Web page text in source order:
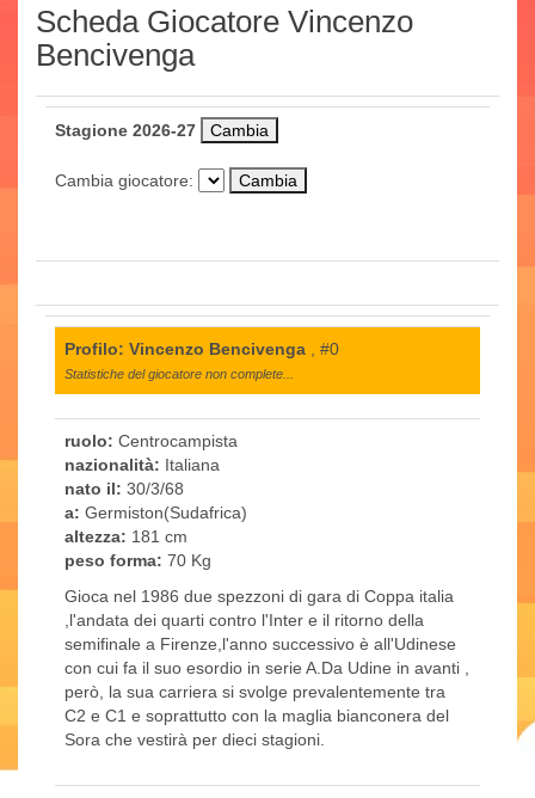
Scheda Giocatore Vincenzo
Bencivenga
Stagione 2026-27
Cambia giocatore:
Profilo: Vincenzo Bencivenga , #0
Statistiche del giocatore non complete...
ruolo: Centrocampista
nazionalità: Italiana
nato il: 30/3/68
a: Germiston(Sudafrica)
altezza: 181 cm
peso forma: 70 Kg
Gioca nel 1986 due spezzoni di gara di Coppa italia
,l'andata dei quarti contro l'Inter e il ritorno della
semifinale a Firenze,l'anno successivo è all'Udinese
con cui fa il suo esordio in serie A.Da Udine in avanti ,
però, la sua carriera si svolge prevalentemente tra
C2 e C1 e soprattutto con la maglia bianconera del
Sora che vestirà per dieci stagioni.